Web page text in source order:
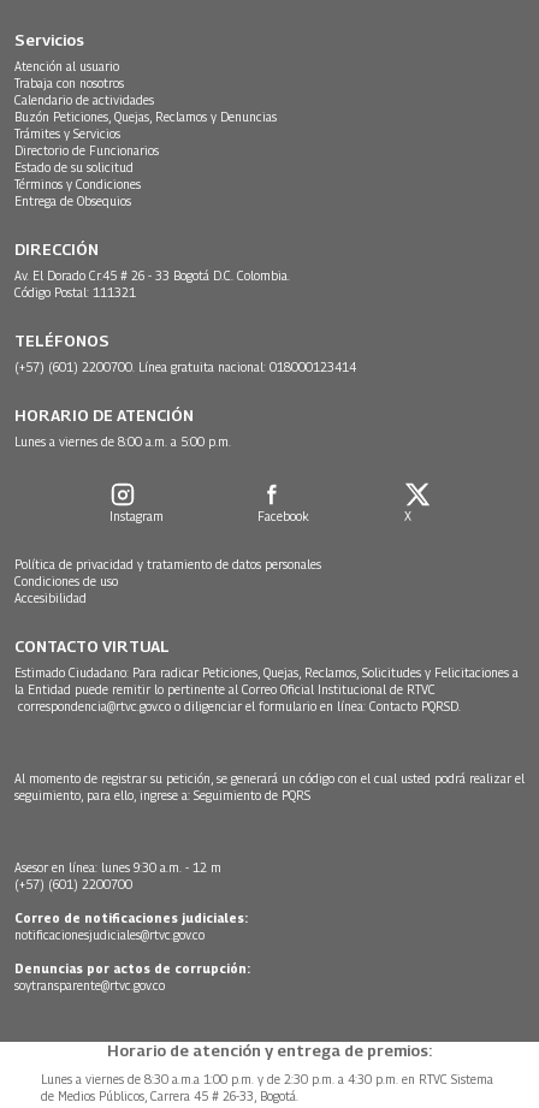
Servicios
Atención al usuario
Trabaja con nosotros
Calendario de actividades
Buzón Peticiones, Quejas, Reclamos y Denuncias
Trámites y Servicios
Directorio de Funcionarios
Estado de su solicitud
Términos y Condiciones
Entrega de Obsequios
DIRECCIÓN
Av. El Dorado Cr.45 # 26 - 33 Bogotá D.C. Colombia.
Código Postal: 111321
TELÉFONOS
(+57) (601) 2200700. Línea gratuita nacional: 018000123414
HORARIO DE ATENCIÓN
Lunes a viernes de 8:00 a.m. a 5:00 p.m.
Instagram Facebook X
Política de privacidad y tratamiento de datos personales
Condiciones de uso
Accesibilidad
CONTACTO VIRTUAL
Estimado Ciudadano: Para radicar Peticiones, Quejas, Reclamos, Solicitudes y Felicitaciones a
la Entidad puede remitir lo pertinente al Correo Oficial Institucional de RTVC
correspondencia@rtvc.gov.co o diligenciar el formulario en línea: Contacto PQRSD.
Al momento de registrar su petición, se generará un código con el cual usted podrá realizar el
seguimiento, para ello, ingrese a: Seguimiento de PQRS
Asesor en línea: lunes 9:30 a.m. - 12 m
(+57) (601) 2200700
Correo de notificaciones judiciales:
notificacionesjudiciales@rtvc.gov.co
Denuncias por actos de corrupción:
soytransparente@rtvc.gov.co
Horario de atención y entrega de premios:
Lunes a viernes de 8:30 a.m.a 1:00 p.m. y de 2:30 p.m. a 4:30 p.m. en RTVC Sistema
de Medios Públicos, Carrera 45 # 26-33, Bogotá.